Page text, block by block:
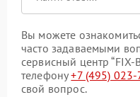
Вы можете
часто задаваемыми
сервисный центр
телефону+7 (495)
свой вопрос.